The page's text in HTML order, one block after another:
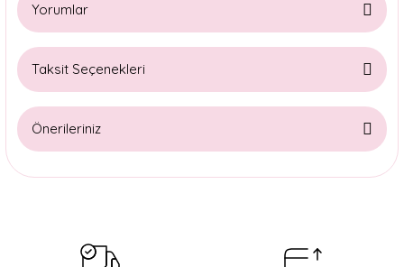
Yorumlar
Taksit Seçenekleri
Önerileriniz
Bu ürünün fiyat bilgisi, resim, ürün açıklamalarında ve diğer